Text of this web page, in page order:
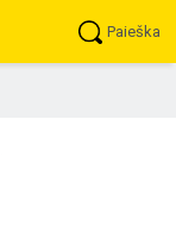
Paieška